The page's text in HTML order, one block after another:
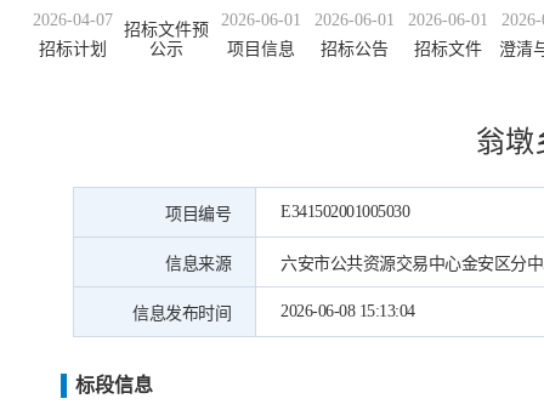
2026-04-07
招标计划
招标文件预
公示
2026-06-01
项目信息
2026-06-01
招标公告
2026-06-01
招标文件
澄清
翁墩
项目编号 E341502001005030
信息来源 六安市公共资源交易中心金安区分
信息发布时间 2026-06-08 15:13:04
标段信息